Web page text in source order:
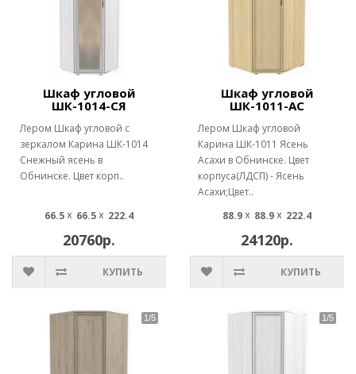
Шкаф угловой
ШК-1014-СЯ
Лером Шкаф угловой с
зеркалом Карина ШК-1014
Снежный ясень в
Обнинске. Цвет корп..
66.5 ☓ 66.5 ☓ 222.4
20760р.
КУПИТЬ
Шкаф угловой
ШК-1011-АС
Лером Шкаф угловой
Карина ШК-1011 Ясень
Асахи в Обнинске. Цвет
корпуса(ЛДСП) - Ясень
Асахи;Цвет..
88.9 ☓ 88.9 ☓ 222.4
24120р.
КУПИТЬ